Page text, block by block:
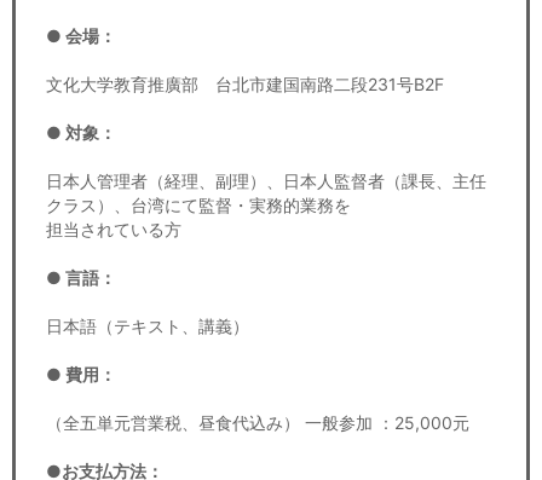
● 会場：
文化大学教育推廣部 台北市建国南路二段231号B2F
● 対象：
日本人管理者（経理、副理）、日本人監督者（課長、主任
クラス）、台湾にて監督・実務的業務を
担当されている方
● 言語：
日本語（テキスト、講義）
● 費用：
（全五単元営業税、昼食代込み） 一般参加 ：25,000元
●お支払方法：